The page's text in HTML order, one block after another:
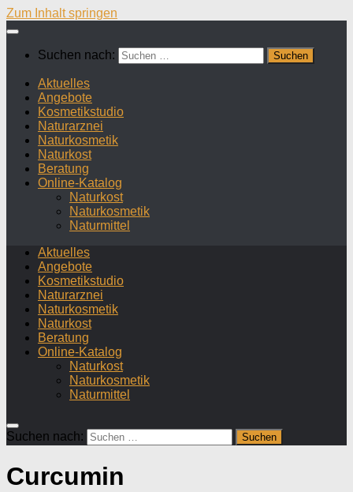
Zum Inhalt springen
Suchen nach:
Aktuelles
Angebote
Kosmetikstudio
Naturarznei
Naturkosmetik
Naturkost
Beratung
Online-Katalog
Naturkost
Naturkosmetik
Naturmittel
Aktuelles
Angebote
Kosmetikstudio
Naturarznei
Naturkosmetik
Naturkost
Beratung
Online-Katalog
Naturkost
Naturkosmetik
Naturmittel
Suchen nach:
Curcumin